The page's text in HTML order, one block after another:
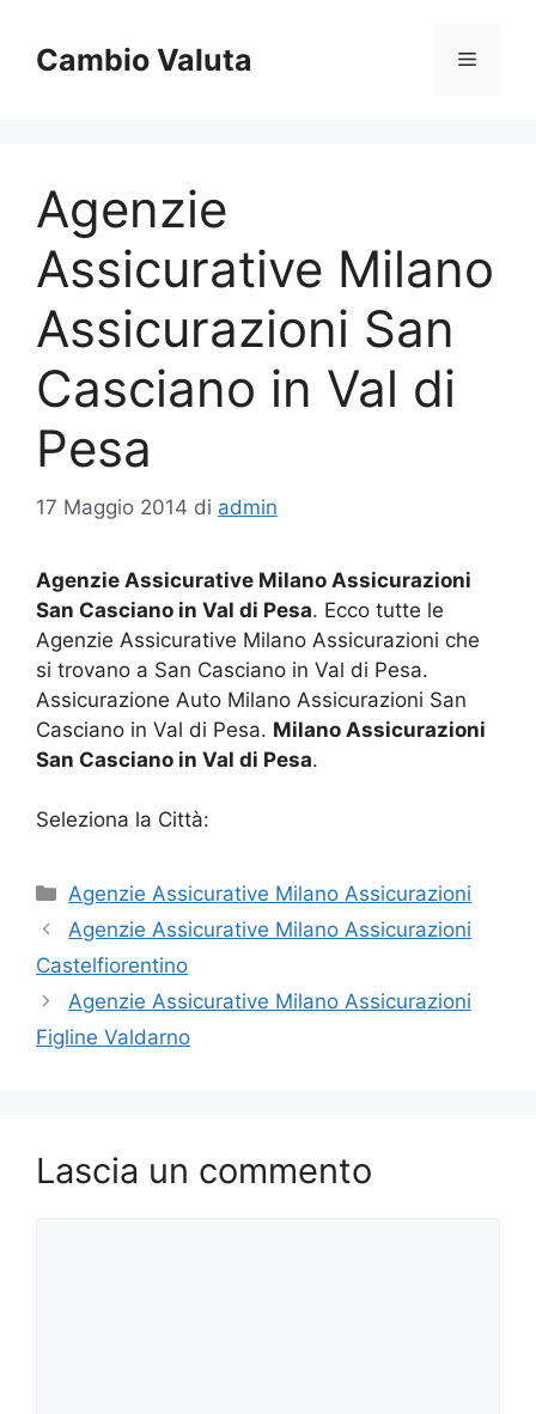
contenuto
Cambio Valuta Menu
Agenzie
Assicurative Milano
Assicurazioni San
Casciano in Val di
Pesa
17 Maggio 2014 di admin
Agenzie Assicurative Milano Assicurazioni
San Casciano in Val di Pesa. Ecco tutte le
Agenzie Assicurative Milano Assicurazioni che
si trovano a San Casciano in Val di Pesa.
Assicurazione Auto Milano Assicurazioni San
Casciano in Val di Pesa. Milano Assicurazioni
San Casciano in Val di Pesa.
Seleziona la Città:
Categorie
Agenzie Assicurative Milano Assicurazioni
Agenzie Assicurative Milano Assicurazioni
Castelfiorentino
Agenzie Assicurative Milano Assicurazioni
Figline Valdarno
Lascia un commento